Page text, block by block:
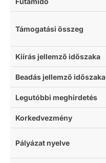
Támogatási összeg
Kiírás jellemző időszaka
Beadás jellemző időszaka
Legutóbbi meghirdetés
Korkedvezmény
Pályázat nyelve